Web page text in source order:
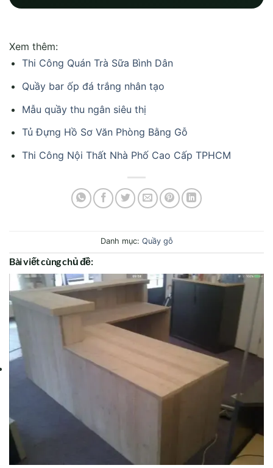
Xem thêm:
Thi Công Quán Trà Sữa Bình Dân
Quầy bar ốp đá trắng nhân tạo
Mẫu quầy thu ngân siêu thị
Tủ Đựng Hồ Sơ Văn Phòng Bằng Gỗ
Thi Công Nội Thất Nhà Phố Cao Cấp TPHCM
Danh mục: Quầy gỗ
Bài viết cùng chủ đề: